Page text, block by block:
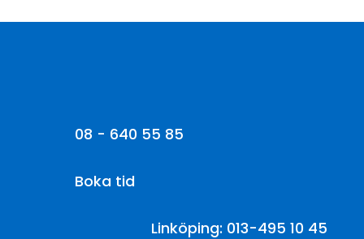
08 - 640 55 85
Boka tid
Linköping: 013-495 10 45